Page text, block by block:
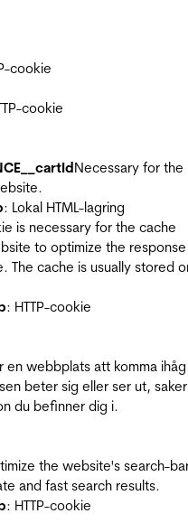
cookie
cookie
Necessary for the
: Lokal HTML-lagring
is necessary for the cache
to optimize the
cache is usually stored
: HTTP-cookie
webbplats att komma ihåg
beter sig eller ser ut,
du befinner dig i.
the website's search-
and fast search results.
: HTTP-cookie